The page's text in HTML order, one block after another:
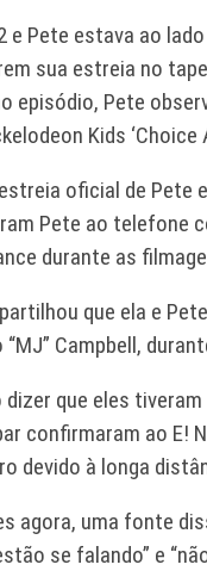
e Pete estava ao
sua estreia no
episódio, Pete
Kids
oficial de Pete
Pete ao telefone
durante as
que ela e
“MJ” Campbell,
dizer que eles
confirmaram ao E!
devido à longa
agora, uma fonte
se falando” e